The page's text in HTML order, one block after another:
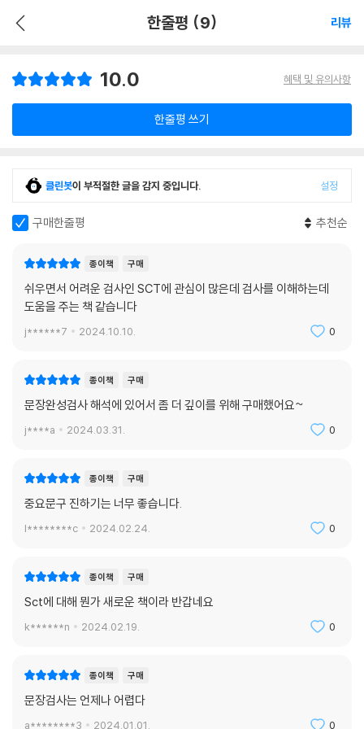
한줄평 (9) 리뷰
10.0 혜택 및 유의사항
한줄평 쓰기
클린봇이 부적절한 글을 감지 중입니다. 설정
구매한줄평 추천순
종이책 구매
쉬우면서 어려운 검사인 SCT에 관심이 많은데 검사를 이해하는데
도움을 주는 책 같습니다
j******7 2024.10.10. 0
종이책 구매
문장완성검사 해석에 있어서 좀 더 깊이를 위해 구매했어요~
j****a 2024.03.31. 0
종이책 구매
중요문구 진하기는 너무 좋습니다.
l********c 2024.02.24. 0
종이책 구매
Sct에 대해 뭔가 새로운 책이라 반갑네요
k******n 2024.02.19. 0
종이책 구매
문장검사는 언제나 어렵다
a********3 2024.01.01. 0